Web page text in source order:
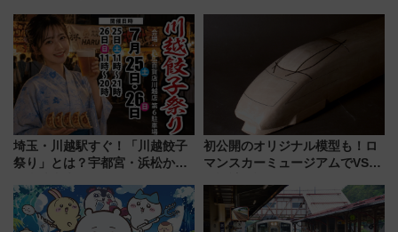
埼玉・川越駅すぐ！「川越餃子
祭り」とは？宇都宮・浜松から
を食べ比べ【7月25日・26日開
催】
初公開のオリジナル模型も！ロ
マンスカーミュージアムでVSE
15日スタート